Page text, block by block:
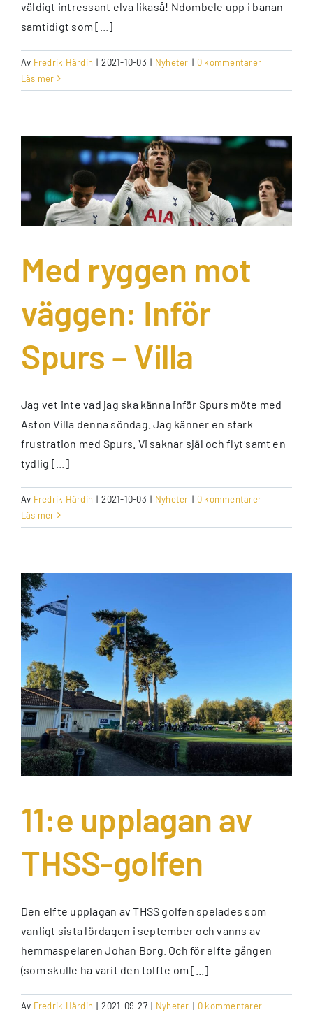
väldigt intressant elva likaså! Ndombele upp i banan
samtidigt som [...]
Av Fredrik Härdin | 2021-10-03 | Nyheter | 0 kommentarer
Läs mer
Med ryggen mot
väggen: Inför
Spurs – Villa
Jag vet inte vad jag ska känna inför Spurs möte med
Aston Villa denna söndag. Jag känner en stark
frustration med Spurs. Vi saknar själ och flyt samt en
tydlig [...]
Av Fredrik Härdin | 2021-10-03 | Nyheter | 0 kommentarer
Läs mer
11:e upplagan av
THSS-golfen
Den elfte upplagan av THSS golfen spelades som
vanligt sista lördagen i september och vanns av
hemmaspelaren Johan Borg. Och för elfte gången
(som skulle ha varit den tolfte om [...]
Av Fredrik Härdin | 2021-09-27 | Nyheter | 0 kommentarer